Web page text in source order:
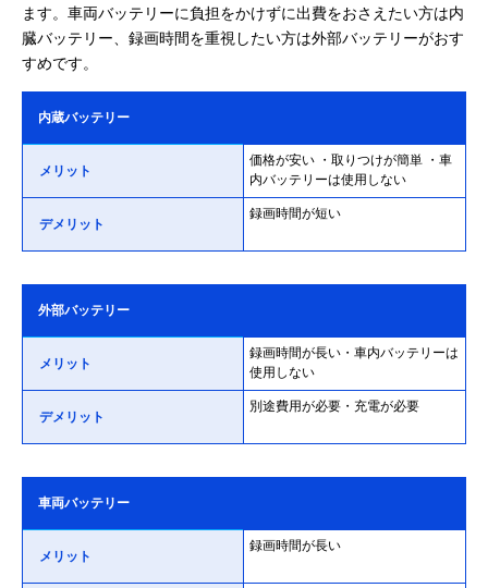
ます。車両バッテリーに負担をかけずに出費をおさえたい方は内
臓バッテリー、録画時間を重視したい方は外部バッテリーがおす
すめです。
内蔵バッテリー
メリット
価格が安い ・取りつけが簡単 ・車
内バッテリーは使用しない
デメリット
録画時間が短い
外部バッテリー
メリット
録画時間が長い・車内バッテリーは
使用しない
デメリット
別途費用が必要・充電が必要
車両バッテリー
メリット
録画時間が長い